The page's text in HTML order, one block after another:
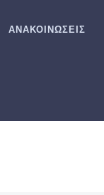
ΑΝΑΚΟΙΝΩΣΕΙΣ